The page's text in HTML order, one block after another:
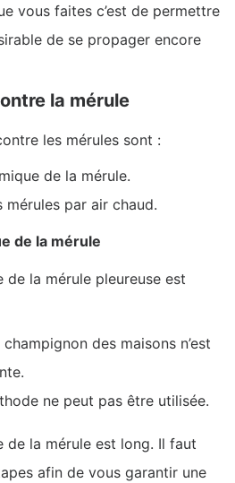
vous faites c’est de permettre
de se propager encore
la mérule
les mérules sont :
de la mérule.
mérules par air chaud.
de la mérule
la mérule pleureuse est
des maisons n’est
ne peut pas être utilisée.
de la mérule est long. Il faut
afin de vous garantir une